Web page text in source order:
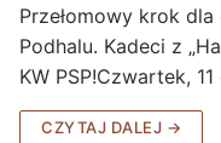
Przełomowy krok
Podhalu. Kadeci z
KW PSP!Czwartek,
CZYTAJ DALEJ →